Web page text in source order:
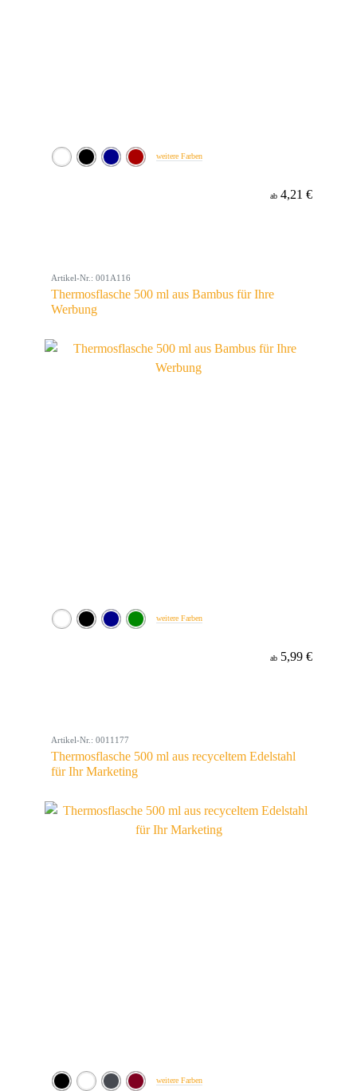
weitere Farben
ab 4,21 €
Artikel-Nr.: 001A116
Thermosflasche 500 ml aus Bambus für Ihre
Werbung
weitere Farben
ab 5,99 €
Artikel-Nr.: 0011177
Thermosflasche 500 ml aus recyceltem Edelstahl
für Ihr Marketing
weitere Farben